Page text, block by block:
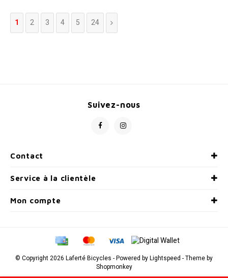
1 2 3 4 5 24
Contact
Suivez-nous
Service à la clientèle
Mon compte
© Copyright 2026 Laferté Bicycles - Powered byLightspeed - Theme by
Shopmonkey